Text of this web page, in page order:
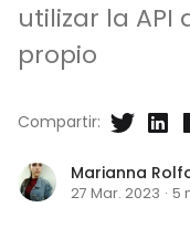
utilizar la API
propio
Marianna
27 Mar. 2023 · 5
Compartir: